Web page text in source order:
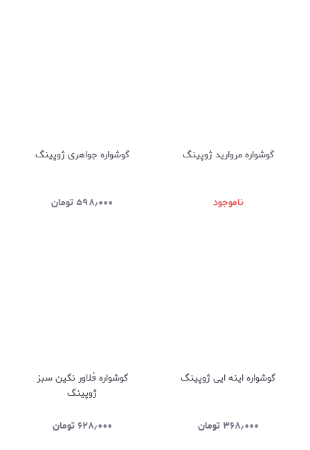
گوشواره مروارید ژوپینگ
ناموجود
گوشواره جواهری ژوپینگ
۵۹۸٫۰۰۰تومان
گوشواره اینه ایی ژوپینگ
۳۶۸٫۰۰۰ تومان
گوشواره فلاور نگین سبز
ژوپینگ
۶۲۸٫۰۰۰ تومان